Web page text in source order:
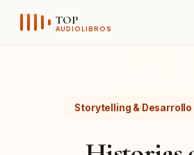
TOP
AUDIOLIBROSSobre el
Storytelling & Desarrollo